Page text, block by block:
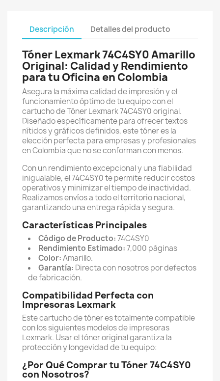
Descripción Detalles del producto
Tóner Lexmark 74C4SY0 Amarillo
Original: Calidad y Rendimiento
para tu Oficina en Colombia
Asegura la máxima calidad de impresión y el
funcionamiento óptimo de tu equipo con el
cartucho de Tóner Lexmark 74C4SY0 original.
Diseñado específicamente para ofrecer textos
nítidos y gráficos definidos, este tóner es la
elección perfecta para empresas y profesionales
en Colombia que no se conforman con menos.
Con un rendimiento excepcional y una fiabilidad
inigualable, el 74C4SY0 te permite reducir costos
operativos y minimizar el tiempo de inactividad.
Realizamos envíos a todo el territorio nacional,
garantizando una entrega rápida y segura.
Características Principales
Código de Producto:74C4SY0
Rendimiento Estimado:7,000 páginas
Color:Amarillo.
Garantía: Directa con nosotros por defectos
de fabricación.
Compatibilidad Perfecta con
Impresoras Lexmark
Este cartucho de tóner es totalmente compatible
con los siguientes modelos de impresoras
Lexmark. Usar el tóner original garantiza la
protección y longevidad de tu equipo:
¿Por Qué Comprar tu Tóner 74C4SY0
con Nosotros?